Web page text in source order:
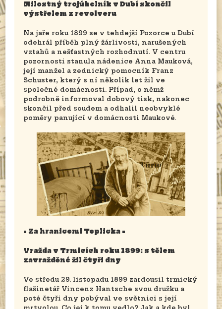
Milostný trojúhelník v Dubí skončil
výstřelem z revolveru
Na jaře roku 1899 se v tehdejší Pozorce u Dubí
odehrál příběh plný žárlivosti, narušených
vztahů a nešťastných rozhodnutí. V centru
pozornosti stanula nádenice Anna Mauková,
její manžel a zednický pomocník Franz
Schuster, který s ní několik let žil ve
společné domácnosti. Případ, o němž
podrobně informoval dobový tisk, nakonec
skončil před soudem a odhalil neobvyklé
poměry panující v domácnosti Maukové.
• Za hranicemi Teplicka •
Vražda v Trmicích roku 1899: s tělem
zavražděné žil čtyři dny
Ve středu 29. listopadu 1899 zardousil trmický
flašinetář Vincenz Hantsche svou družku a
poté čtyři dny pobýval ve světnici s její